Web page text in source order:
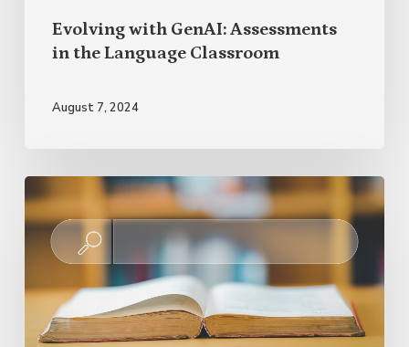
Evolving with GenAI: Assessments
in the Language Classroom
August 7, 2024
Novedades
lingüísticas
Diccionario
de